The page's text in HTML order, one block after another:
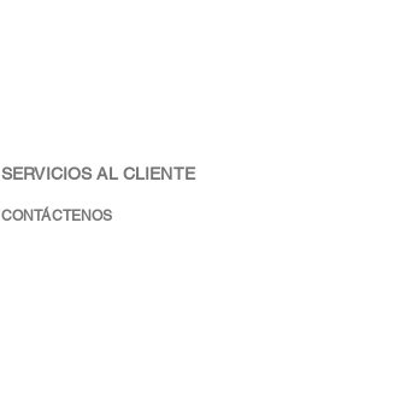
SERVICIOS AL CLIENTE
CONTÁCTENOS